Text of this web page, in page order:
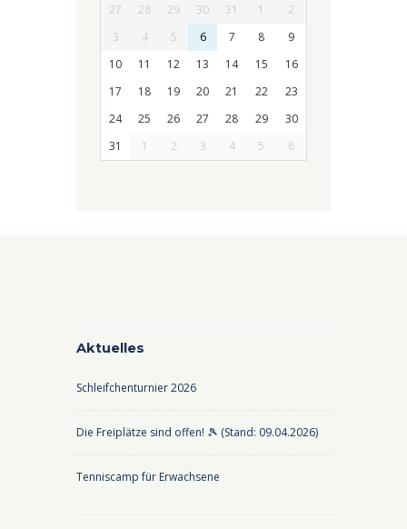
27 28 29 30 31 1
2
3
4 5 6 7 8
9
10
11 12 13 14 15
16
17
18 19 20 21 22
23
24
25 26 27 28 29
30
31
1 2 3 4 5 6
Aktuelles
Schleifchenturnier 2026
Die Freiplätze sind offen! 🎾 (Stand: 09.04.2026)
Tenniscamp für Erwachsene